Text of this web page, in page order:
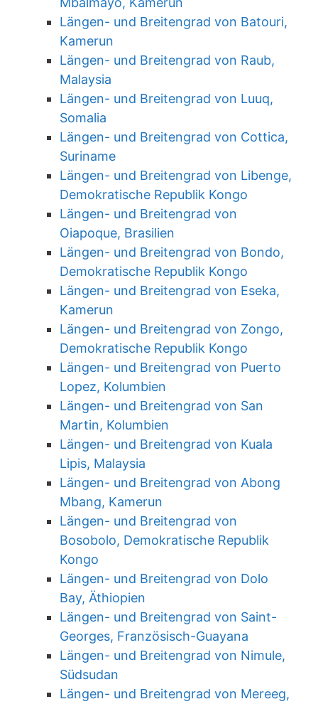
Längen- und Breitengrad von Batouri,
Kamerun
Längen- und Breitengrad von Raub,
Malaysia
Längen- und Breitengrad von Luuq,
Somalia
Längen- und Breitengrad von Cottica,
Suriname
Längen- und Breitengrad von Libenge,
Demokratische Republik Kongo
Längen- und Breitengrad von
Oiapoque, Brasilien
Längen- und Breitengrad von Bondo,
Demokratische Republik Kongo
Längen- und Breitengrad von Eseka,
Kamerun
Längen- und Breitengrad von Zongo,
Demokratische Republik Kongo
Längen- und Breitengrad von Puerto
Lopez, Kolumbien
Längen- und Breitengrad von San
Martin, Kolumbien
Längen- und Breitengrad von Kuala
Lipis, Malaysia
Längen- und Breitengrad von Abong
Mbang, Kamerun
Längen- und Breitengrad von
Bosobolo, Demokratische Republik
Kongo
Längen- und Breitengrad von Dolo
Bay, Äthiopien
Längen- und Breitengrad von Saint-
Georges, Französisch-Guayana
Längen- und Breitengrad von Nimule,
Südsudan
Längen- und Breitengrad von Mereeg,